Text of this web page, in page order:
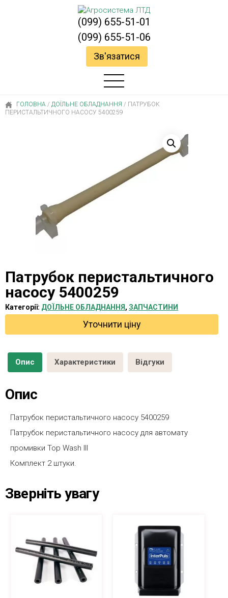
(099) 655-51-01
(099) 655-51-06
Зв'язатися
ГОЛОВНА / ДОЇЛЬНЕ ОБЛАДНАННЯ / ПАТРУБОК
ПЕРИСТАЛЬТИЧНОГО НАСОСУ 5400259
Патрубок перистальтичного
насосу 5400259
Категорії: ДОЇЛЬНЕ ОБЛАДНАННЯ, ЗАПЧАСТИНИ
Уточнити ціну
Опис Характеристики Відгуки
Опис
Патрубок перистальтичного насосу 5400259
Патрубок перистальтичного насосу для автомату
промивки Top Wash III
Комплект 2 штуки.
Зверніть увагу